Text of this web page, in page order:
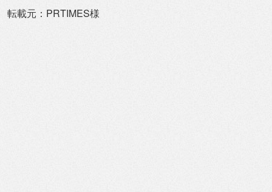
転載元：PRTIMES様